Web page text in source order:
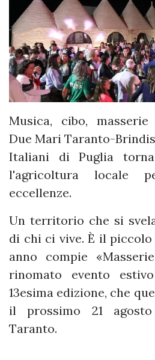
Musica, cibo, masserie
Due Mari Taranto-
Italiani di Puglia
l'agricoltura locale
eccellenze.
Un territorio che si
di chi ci vive. È il
anno compie
rinomato evento
13esima edizione, che
il prossimo 21
Taranto.